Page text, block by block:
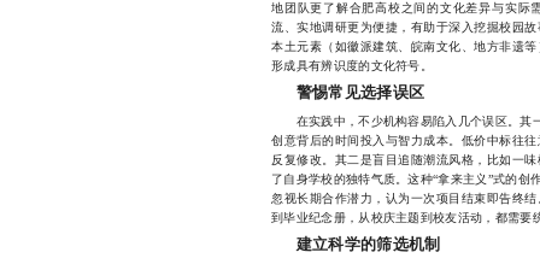
地团队更了解合肥高校之间的文化差异与实际
流、实地调研更为便捷，有助于深入挖掘校园
本土元素（如徽派建筑、皖南文化、地方非遗
形成具有辨识度的文化符号。
警惕常见选择误区
在实践中，不少机构容易陷入几个误区。其
创意背后的时间投入与智力成本。低价中标往
反复修改。其二是盲目追随潮流风格，比如一
了自身学校的独特气质。这种“拿来主义”式的
忽视长期合作潜力，认为一次项目结束即告终
到毕业纪念册，从校庆主题到校友活动，都需要
建立科学的筛选机制